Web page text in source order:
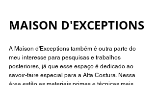
MAISON D'EXCEPTIONS
A Maison d'Exceptions também é outra parte do
meu interesse para pesquisas e trabalhos
posteriores, já que esse espaço é dedicado ao
savoir-faire especial para a Alta Costura. Nessa